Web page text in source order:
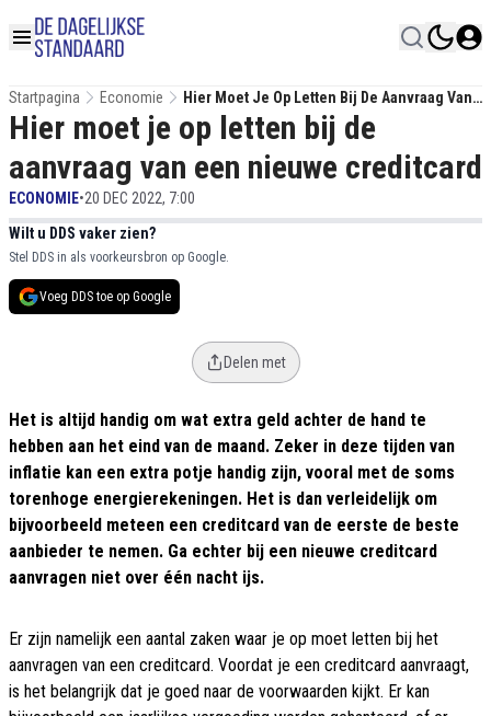
Startpagina Economie
Hier Moet Je Op Letten Bij De Aanvraag Van
Een Nieuwe Creditcard
Hier moet je op letten bij de
aanvraag van een nieuwe creditcard
ECONOMIE•20 DEC 2022, 7:00
Wilt u DDS vaker zien?
Stel DDS in als voorkeursbron op Google.
Voeg DDS toe op Google
Delen met
Het is altijd handig om wat extra geld achter de hand te
hebben aan het eind van de maand. Zeker in deze tijden van
inflatie kan een extra potje handig zijn, vooral met de soms
torenhoge energierekeningen. Het is dan verleidelijk om
bijvoorbeeld meteen een creditcard van de eerste de beste
aanbieder te nemen. Ga echter bij een nieuwe creditcard
aanvragen niet over één nacht ijs.
Er zijn namelijk een aantal zaken waar je op moet letten bij het
aanvragen van een creditcard. Voordat je een creditcard aanvraagt,
is het belangrijk dat je goed naar de voorwaarden kijkt. Er kan